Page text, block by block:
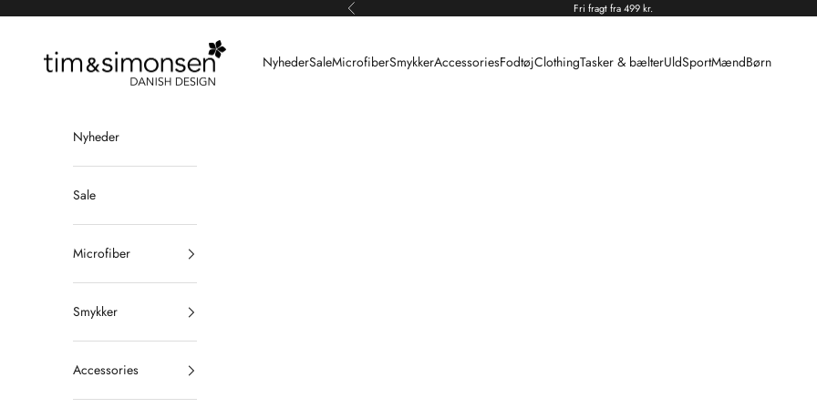
Forrige Fri fragt fra 499 kr.
Tim & Simonsen
NyhederSaleMicrofiberSmykkerAccessoriesFodtøjClothingTasker & bælterUldSportMændBørn
Nyheder
Sale
Microfiber
Smykker
Accessories